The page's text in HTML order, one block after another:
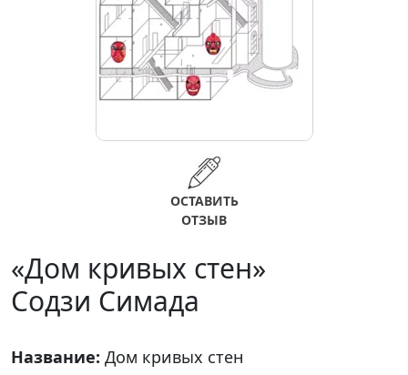
ОСТАВИТЬ
ОТЗЫВ
«Дом кривых стен»
Содзи Симада
Название: Дом кривых стен